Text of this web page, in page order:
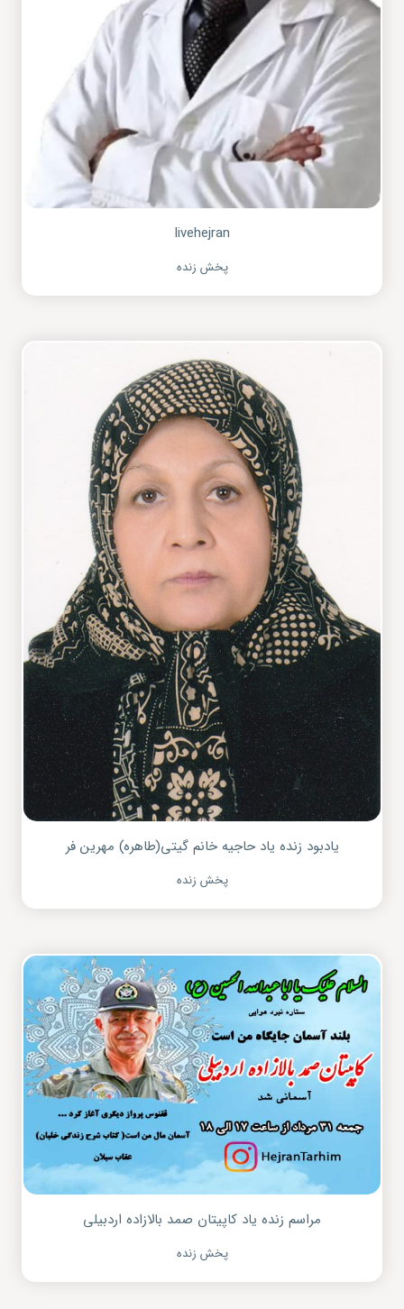
livehejran
پخش زنده
یادبود زنده یاد حاجیه خانم گیتی(طاهره) مهرین فر
پخش زنده
مراسم زنده یاد کاپیتان صمد بالازاده اردبیلی
پخش زنده